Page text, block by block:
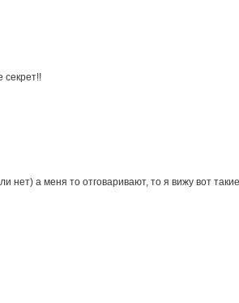
секрет!!
нет) а меня то отговаривают, то я вижу вот